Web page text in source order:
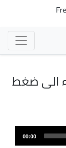
الى ضغط
00:00